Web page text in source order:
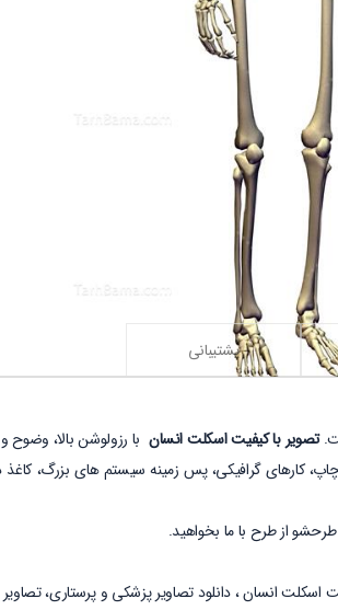
پشتیبانی
تصویر با کیفیت اسکلت انسان با رزولوشن بالا، وضوح
کارهای گرافیکی، پس زمینه سیستم های بزرگ، کاغذ
از طرح با ما بخواهید.
اسکلت انسان،دانلودتصاویر پزشکی و پرستاری،